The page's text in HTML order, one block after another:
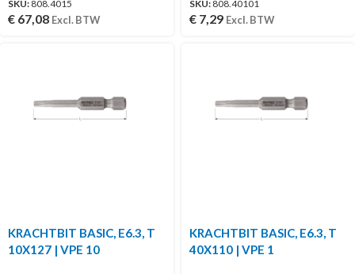
SKU: 808.4015
€ 67,08 Excl. BTW
SKU: 808.40101
€ 7,29 Excl. BTW
KRACHTBIT BASIC, E6.3, T
10X127 | VPE 10
KRACHTBIT BASIC, E6.3, T
40X110 | VPE 1